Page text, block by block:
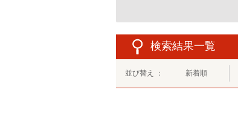
検索結果一覧
並び替え ： 新着順